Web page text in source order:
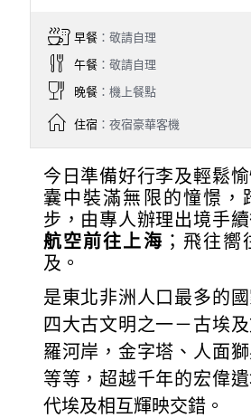
早餐：敬請自理
午餐：敬請自理
晚餐：機上餐點
住宿：夜宿豪華客機
今日準備好行李及輕鬆
囊中裝滿無限的憧憬，
步，由專人辦理出境手
航空前往上海 ；飛往
及。
是東北非洲人口最多的
四大古文明之一－古埃
羅河岸，金字塔、人面
等等，超越千年的宏偉
代埃及相互輝映交錯。